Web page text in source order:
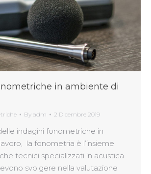
in ambiente di
By adm 2 Dicembre 2019
indagini fonometriche in
la fonometria è l’insieme
tecnici specializzati in acustica
svolgere nella valutazione